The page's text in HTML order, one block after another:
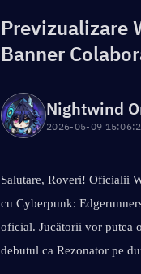
Previzualizare
Banner
Nightwind
2026-05-09
Salutare, Roveri! Oficialii
cu Cyberpunk:
oficial. Jucătorii vor putea
debutul ca Rezonator pe